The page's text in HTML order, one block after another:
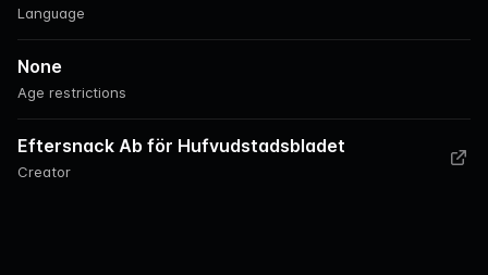
Language
Age restrictions
None
Creator
Eftersnack Ab för Hufvudstadsbladet